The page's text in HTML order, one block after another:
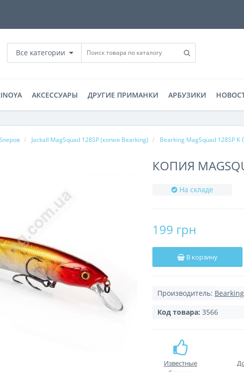
Все категории
АКСЕССУАРЫ ДРУГИЕ ПРИМАНКИ АРБУЗИКИ
Jackall MagSquad 128SP (копия Bearking) Bearking MagSquad 128SP K
КОПИЯ
На складе
199 грн
В корзину
Производитель: Bearking
Код товара: 3566
Известные